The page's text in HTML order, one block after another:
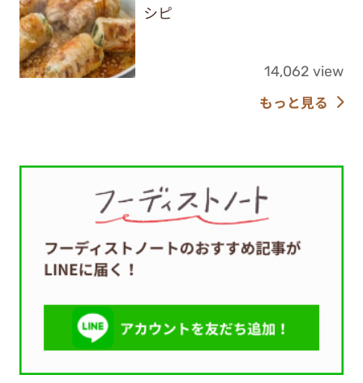
シピ
14,062 view
もっと見る